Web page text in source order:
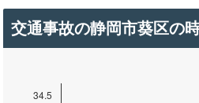
交通事故の静岡市葵区の